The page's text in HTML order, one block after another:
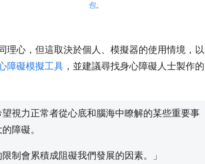
包。
理心，但這取決於個人、模擬器的使用情境，以
障礙模擬工具 ，並建議尋找身心障礙人士製作的
視力正常者從心底和腦海中瞭解的某些重要事
障礙。
制會累積成阻礙我們發展的因素。」